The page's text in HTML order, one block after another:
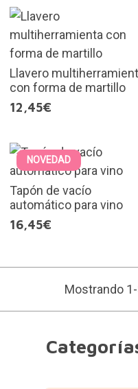
Llavero
con forma de martillo
12,45€
NOVEDAD
Tapón de vacío
automático para vino
16,45€
Mostrando